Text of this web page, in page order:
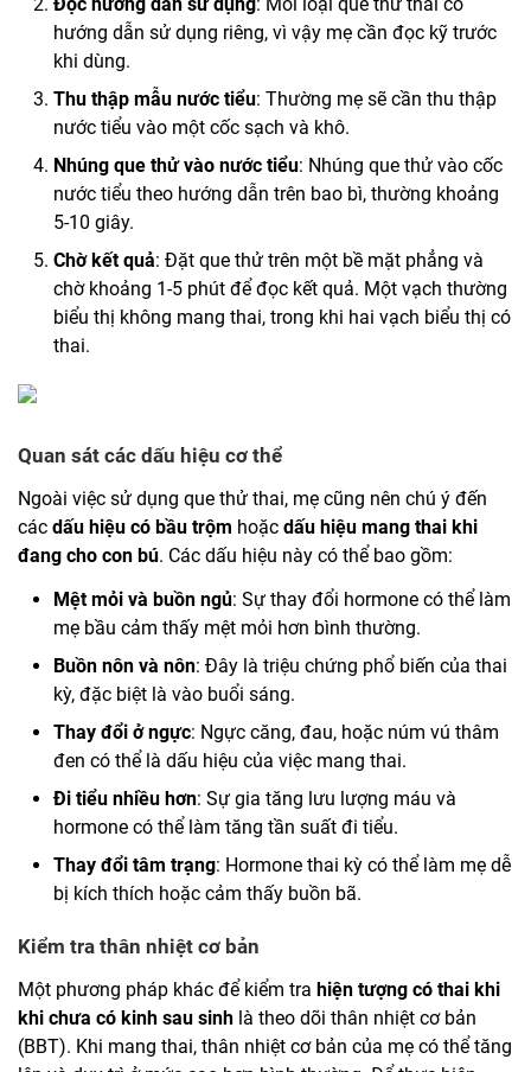
hướng dẫn sử dụng riêng, vì vậy mẹ cần đọc kỹ trước
khi dùng.
Thu thập mẫu nước tiểu: Thường mẹ sẽ cần thu thập
nước tiểu vào một cốc sạch và khô.
Nhúng que thử vào nước tiểu: Nhúng que thử vào cốc
nước tiểu theo hướng dẫn trên bao bì, thường khoảng
5-10 giây.
Chờ kết quả: Đặt que thử trên một bề mặt phẳng và
chờ khoảng 1-5 phút để đọc kết quả. Một vạch thường
biểu thị không mang thai, trong khi hai vạch biểu thị có
thai.
Quan sát các dấu hiệu cơ thể
Ngoài việc sử dụng que thử thai, mẹ cũng nên chú ý đến
các dấu hiệu có bầu trộm hoặc dấu hiệu mang thai khi
đang cho con bú. Các dấu hiệu này có thể bao gồm:
Mệt mỏi và buồn ngủ: Sự thay đổi hormone có thể làm
mẹ bầu cảm thấy mệt mỏi hơn bình thường.
Buồn nôn và nôn: Đây là triệu chứng phổ biến của thai
kỳ, đặc biệt là vào buổi sáng.
Thay đổi ở ngực: Ngực căng, đau, hoặc núm vú thâm
đen có thể là dấu hiệu của việc mang thai.
Đi tiểu nhiều hơn: Sự gia tăng lưu lượng máu và
hormone có thể làm tăng tần suất đi tiểu.
Thay đổi tâm trạng: Hormone thai kỳ có thể làm mẹ dễ
bị kích thích hoặc cảm thấy buồn bã.
Kiểm tra thân nhiệt cơ bản
Một phương pháp khác để kiểm tra hiện tượng có thai khi
khi chưa có kinh sau sinh là theo dõi thân nhiệt cơ bản
(BBT). Khi mang thai, thân nhiệt cơ bản của mẹ có thể tăng